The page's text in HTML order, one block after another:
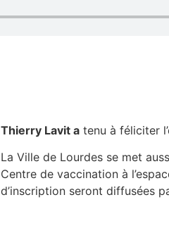
Thierry Lavit a tenu à féliciter
La Ville de Lourdes se met
Centre de vaccination à
d’inscription seront diffusées